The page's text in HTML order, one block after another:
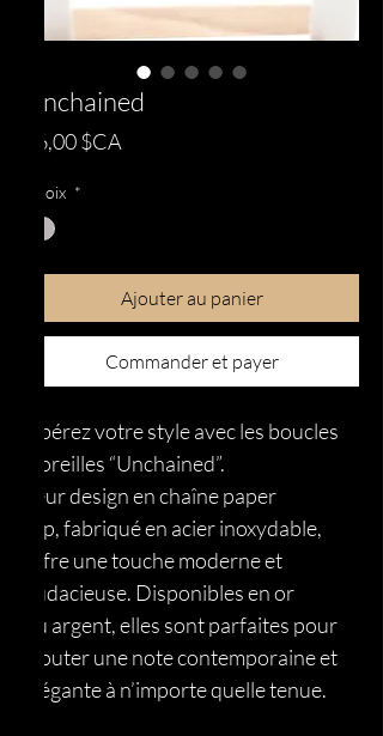
Unchained
26,00 $CA
Choix *
Ajouter au panier
Commander et payer
Libérez votre style avec les boucles
d’oreilles “Unchained”.
Leur design en chaîne paper
clip, fabriqué en acier inoxydable,
offre une touche moderne et
audacieuse. Disponibles en or
ou argent, elles sont parfaites pour
ajouter une note contemporaine et
élégante à n’importe quelle tenue.